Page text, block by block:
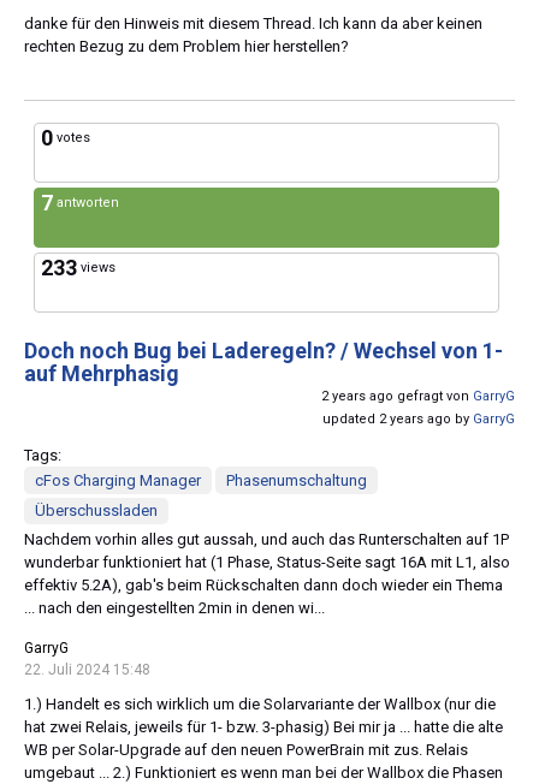
danke für den Hinweis mit diesem Thread. Ich kann da aber keinen
rechten Bezug zu dem Problem hier herstellen?
0 votes
7 antworten
233 views
Doch noch Bug bei Laderegeln? / Wechsel von 1-
auf Mehrphasig
2 years ago gefragt von GarryG
updated 2 years ago by GarryG
Tags:
cFos Charging Manager
Phasenumschaltung
Überschussladen
Nachdem vorhin alles gut aussah, und auch das Runterschalten auf 1P
wunderbar funktioniert hat (1 Phase, Status-Seite sagt 16A mit L1, also
effektiv 5.2A), gab's beim Rückschalten dann doch wieder ein Thema
... nach den eingestellten 2min in denen wi...
GarryG
22. Juli 2024 15:48
1.) Handelt es sich wirklich um die Solarvariante der Wallbox (nur die
hat zwei Relais, jeweils für 1- bzw. 3-phasig) Bei mir ja ... hatte die alte
WB per Solar-Upgrade auf den neuen PowerBrain mit zus. Relais
umgebaut ... 2.) Funktioniert es wenn man bei der Wallbox die Phasen